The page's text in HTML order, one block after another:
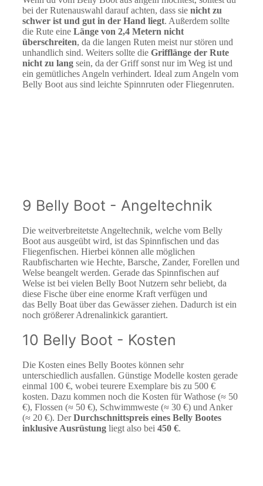
bei der Rutenauswahl darauf achten, dass sie nicht zu
schwer ist und gut in der Hand liegt. Außerdem sollte
die Rute eine Länge von 2,4 Metern nicht
überschreiten, da die langen Ruten meist nur stören und
unhandlich sind. Weiters sollte die Grifflänge der Rute
nicht zu lang sein, da der Griff sonst nur im Weg ist und
ein gemütliches Angeln verhindert. Ideal zum Angeln vom
Belly Boot aus sind leichte Spinnruten oder Fliegenruten.
9 Belly Boot - Angeltechnik
Die weitverbreitetste Angeltechnik, welche vom Belly
Boot aus ausgeübt wird, ist das Spinnfischen und das
Fliegenfischen. Hierbei können alle möglichen
Raubfischarten wie Hechte, Barsche, Zander, Forellen und
Welse beangelt werden. Gerade das Spinnfischen auf
Welse ist bei vielen Belly Boot Nutzern sehr beliebt, da
diese Fische über eine enorme Kraft verfügen und
das Belly Boat über das Gewässer ziehen. Dadurch ist ein
noch größerer Adrenalinkick garantiert.
10 Belly Boot - Kosten
Die Kosten eines Belly Bootes können sehr
unterschiedlich ausfallen. Günstige Modelle kosten gerade
einmal 100 €, wobei teurere Exemplare bis zu 500 €
kosten. Dazu kommen noch die Kosten für Wathose (≈ 50
€), Flossen (≈ 50 €), Schwimmweste (≈ 30 €) und Anker
(≈ 20 €). DerDurchschnittspreis eines Belly Bootes
inklusive Ausrüstung liegt also bei 450 €.